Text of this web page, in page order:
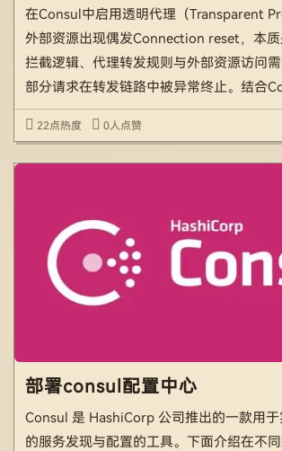
在Consul中启用透明代理（Transparent
外部资源出现偶发Connection reset，本
拦截逻辑、代理转发规则与外部资源访问
部分请求在转发链路中被异常终止。结合
的工作机制，具体原因可从以下维度深度
22点热度 0人点赞
部署consul配置中心
Consul 是 HashiCorp 公司推出的一款用
的服务发现与配置的工具。下面介绍在不